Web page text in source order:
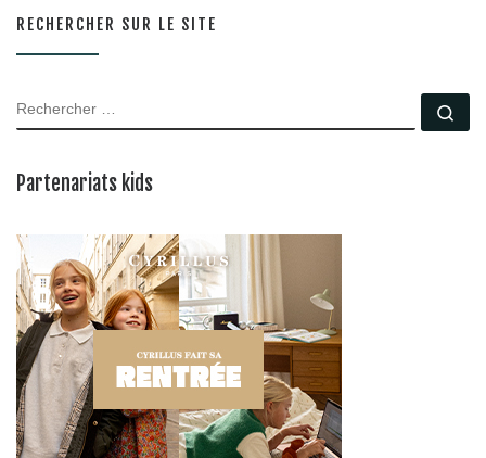
RECHERCHER SUR LE SITE
RECHERCHER
Partenariats kids